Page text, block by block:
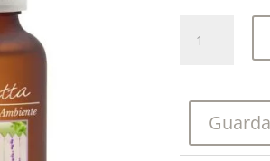
d'olor-
Ambients
ml.